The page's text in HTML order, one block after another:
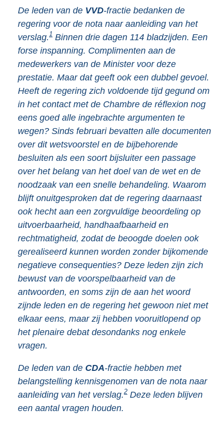
De leden van de VVD-fractie bedanken de
regering voor de nota naar aanleiding van het
verslag.1 Binnen drie dagen 114 bladzijden. Een
forse inspanning. Complimenten aan de
medewerkers van de Minister voor deze
prestatie. Maar dat geeft ook een dubbel gevoel.
Heeft de regering zich voldoende tijd gegund om
in het contact met de Chambre de réflexion nog
eens goed alle ingebrachte argumenten te
wegen? Sinds februari bevatten alle documenten
over dit wetsvoorstel en de bijbehorende
besluiten als een soort bijsluiter een passage
over het belang van het doel van de wet en de
noodzaak van een snelle behandeling. Waarom
blijft onuitgesproken dat de regering daarnaast
ook hecht aan een zorgvuldige beoordeling op
uitvoerbaarheid, handhaafbaarheid en
rechtmatigheid, zodat de beoogde doelen ook
gerealiseerd kunnen worden zonder bijkomende
negatieve consequenties? Deze leden zijn zich
bewust van de voorspelbaarheid van de
antwoorden, en soms zijn de aan het woord
zijnde leden en de regering het gewoon niet met
elkaar eens, maar zij hebben vooruitlopend op
het plenaire debat desondanks nog enkele
vragen.
De leden van de CDA-fractie hebben met
belangstelling kennisgenomen van de nota naar
aanleiding van het verslag.2 Deze leden blijven
een aantal vragen houden.